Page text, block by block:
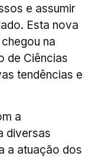
e assumir
Esta nova
na
de Ciências
tendências e
a
diversas
a atuação dos